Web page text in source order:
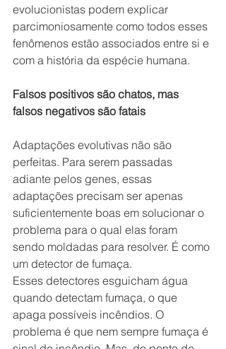
evolucionistas podem explicar
parcimoniosamente como todos esses
fenômenos estão associados entre si e
com a história da espécie humana.
Falsos positivos são chatos, mas
falsos negativos são fatais
Adaptações evolutivas não são
perfeitas. Para serem passadas
adiante pelos genes, essas
adaptações precisam ser apenas
suficientemente boas em solucionar o
problema para o qual elas foram
sendo moldadas para resolver. É como
um detector de fumaça.
Esses detectores esguicham água
quando detectam fumaça, o que
apaga possíveis incêndios. O
problema é que nem sempre fumaça é